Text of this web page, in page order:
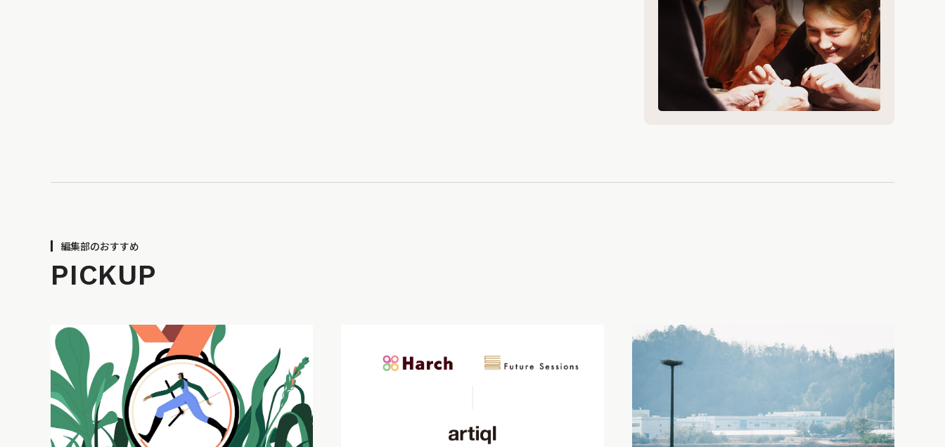
編集部のおすすめ
PICKUP